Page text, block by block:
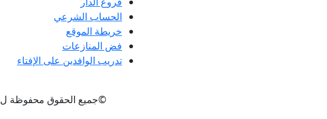
الحساب الشرعي
خريطة الموقع
فض المنازعات
تدريب الوافدين على الإفتاء
©جميع الحقوق محفوظة ل